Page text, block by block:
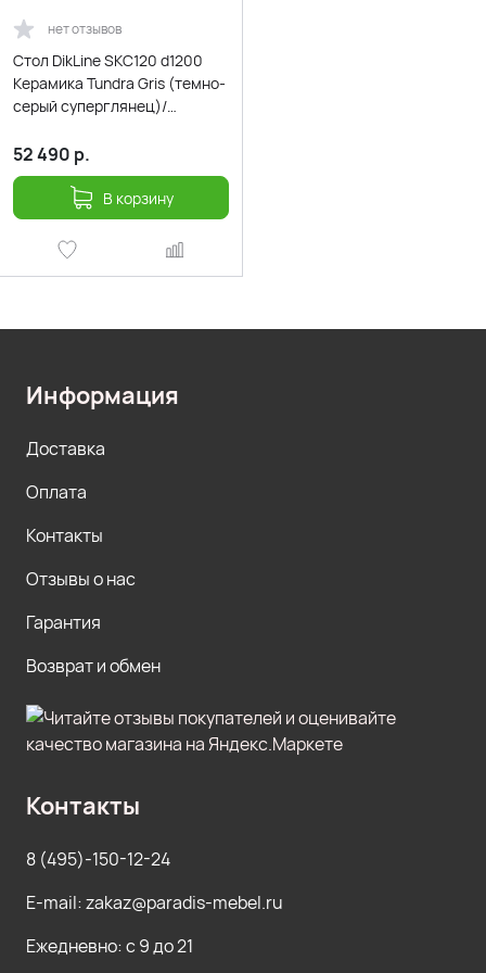
нет отзывов
Стол DikLine SKC120 d1200
Керамика Tundra Gris (темно-
серый суперглянец)/
черн
52 490 р.
В корзину
Информация
Доставка
Оплата
Контакты
Отзывы о нас
Гарантия
Возврат и обмен
Контакты
8 (495)-150-12-24
E-mail: zakaz@paradis-mebel.ru
Ежедневно: с 9 до 21